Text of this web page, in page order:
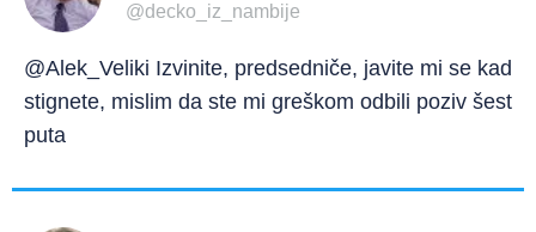
@decko_iz_nambije
@Alek_Veliki Izvinite, predsedniče, javite mi se kad
stignete, mislim da ste mi greškom odbili poziv šest
puta